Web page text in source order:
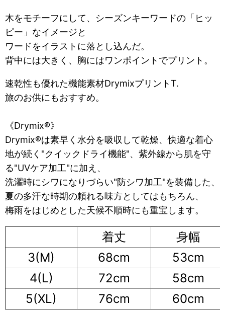
木をモチーフにして、シーズンキーワードの「ヒッ
ピー」なイメージと
ワードをイラストに落とし込んだ。
背中には大きく、胸にはワンポイントでプリント。
速乾性も優れた機能素材DrymixプリントT.
旅のお供にもおすすめ。
《Drymix®》
Drymix®は素早く水分を吸収して乾燥、快適な着心
地が続く"クイックドライ機能"、紫外線から肌を守
る"UVケア加工"に加え、
洗濯時にシワになりづらい"防シワ加工"を装備した、
夏の多汗な時期の頼れる味方としてはもちろん、
梅雨をはじめとした天候不順時にも重宝します。
着丈
身幅
3(M)
68cm
53cm
4(L)
72cm
58cm
5(XL)
76cm 60cm